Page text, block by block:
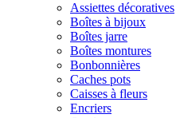
Assiettes décoratives
Boîtes à bijoux
Boîtes jarre
Boîtes montures
Bonbonnières
Caches pots
Caisses à fleurs
Encriers